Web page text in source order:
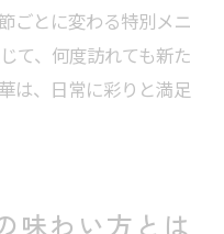
楽しむポイント
ごとに変わる特別メニ
て、何度訪れても新た
は、日常に彩りと満足
味わい方とは